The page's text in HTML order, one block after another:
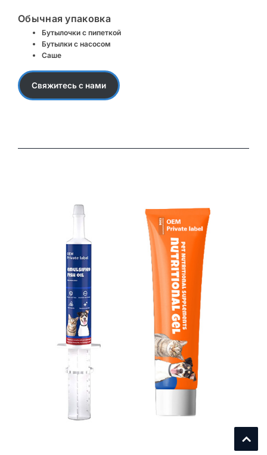
Обычная упаковка
Бутылочки с пипеткой
Бутылки с насосом
Саше
Свяжитесь с нами